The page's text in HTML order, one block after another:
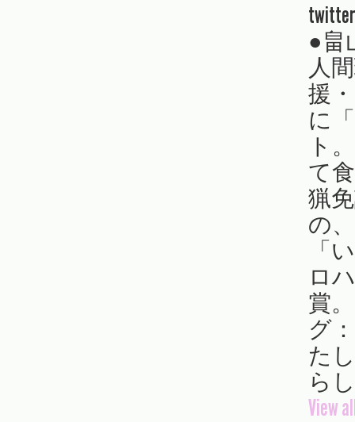
●畠
人
援
に
ト
て
猟
の
「
ロ
賞。
グ
た
ら
View